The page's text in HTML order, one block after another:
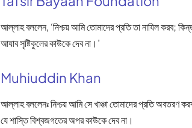
আল্লাহ বললেন, ‘নিশ্চয় আমি তোমাদের প্রতি তা নাযিল করব;
আযাব সৃষ্টিকুলের কাউকে দেব না।’
Muhiuddin Khan
আল্লাহ বললেনঃ নিশ্চয় আমি সে খাঞ্চা তোমাদের প্রতি
যে শাস্তি বিশ্বজগতের অপর কাউকে দেব না।